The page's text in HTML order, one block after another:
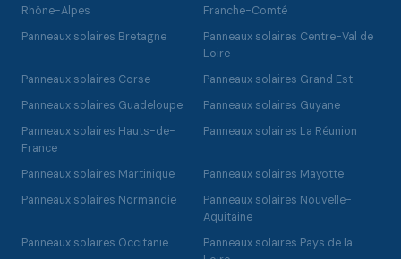
Rhône-Alpes
Franche-Comté
Panneaux solaires Bretagne
Panneaux solaires Centre-Val de
Loire
Panneaux solaires Corse
Panneaux solaires Grand Est
Panneaux solaires Guadeloupe
Panneaux solaires Guyane
Panneaux solaires Hauts-de-
France
Panneaux solaires La Réunion
Panneaux solaires Martinique
Panneaux solaires Mayotte
Panneaux solaires Normandie
Panneaux solaires Nouvelle-
Aquitaine
Panneaux solaires Occitanie
Panneaux solaires Pays de la